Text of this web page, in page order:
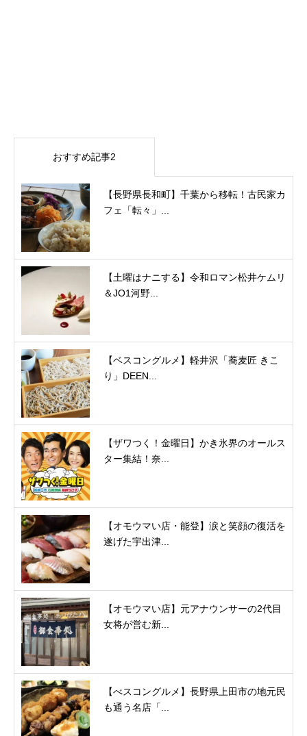
おすすめ記事2
【長野県長和町】千葉から移転！古民家カ
フェ「転々」...
【土曜はナニする】令和ロマン松井ケムリ
＆JO1河野...
【ベスコングルメ】軽井沢「蕎麦匠 きこ
り」DEEN...
【ザワつく！金曜日】かき氷界のオールス
ター集結！奈...
【オモウマい店・能登】涙と笑顔の復活を
遂げた宇出津...
【オモウマい店】元アナウンサーの2代目
女将が営む新...
【べスコングルメ】長野県上田市の地元民
も通う名店「...